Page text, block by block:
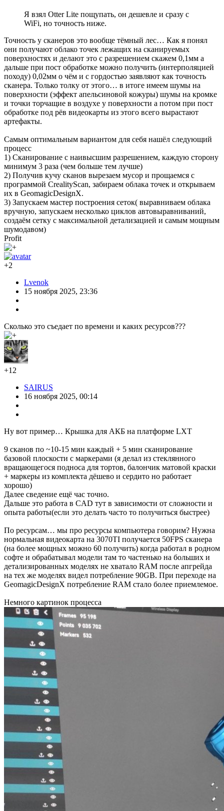
Я взял Otter Lite пощупать, он дешевле и сразу с
WiFi, но точность ниже.
Точность у сканеров это вообще тёмный лес… Как я понял
они получают облако точек лежащих на сканируемых
поверхностях и делают это с разрешением скажем 0,1мм а
дальше при пост обработке можно получить (интерполяцией
походу) 0,02мм о чём и с гордостью заявляют как точность
сканера. Только толку от этого… в итоге имеем шумы на
поверхности (эффект апельсиновой кожуры) шумы на кромке
и точки торчащие в воздухе у поверхности а потом при пост
обработке под рёв видеокарты из этого всего вырастают
артефакты.
Самым оптимальным вариантом для себя нашёл следующий
процесс
1) Сканирование с наивысшим разрешением, каждую сторону
минимум 3 раза (чем больше тем лучше)
2) Получив кучу сканов вырезаем мусор и прощаемся с
программой CrealityScan, забираем облака точек и открываем
их в GeomagicDesignX.
3) Запускаем мастер построения сеток( выравниваем облака
вручную, запускаем несколько циклов автовыравниваний,
создаём сетку с максимальной детализацией и самым мощным
шумодавом)
Profit
+2
Lvenok
15 ноября 2025, 23:36
Сколько это съедает по времени и каких ресурсов???
+12
SAIRUS
16 ноября 2025, 00:14
Ну вот пример… Крышка для АКБ на платформе LXT
9 сканов по ~10-15 мин каждый + 5 мин сканирование
базовой плоскости с маркерами (я делал из стеклянного
вращающегося подноса для тортов, балончик матовой краски
+ маркеры из комплекта дёшево и сердито но работает
хорошо)
Далее сведение ещё час точно.
Дальше это работа в CAD тут в зависимости от сложности и
опыта работы(если это делать часто то получиться быстрее)
По ресурсам… мы про ресурсы компьютера говорим? Нужна
нормальная видеокарта на 3070TI получается 50FPS сканера
(на более мощных можно 60 получить) когда работал в родном
софте и обрабатывал модели там то частенько на больших и
детализированных моделях не хватало RAM после апгрейда
на тех же моделях видел потребление 90GB. При переходе на
GeomagicDesignX потребление RAM стало более приемлемое.
Немного картинок процесса